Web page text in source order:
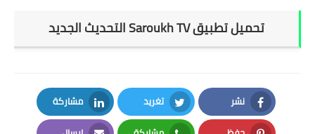
تحميل تطبيق Saroukh TV التحديث الجديد
نشر
Facebook
تغريد
Twitter
مشاركة
LinkedIn